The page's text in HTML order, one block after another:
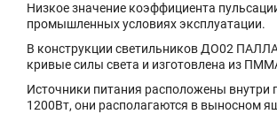
Низкое значение коэффициента
промышленных условиях эксплуатации.
В конструкции светильников ДО02
кривые силы света и изготовлена из
Источники питания расположены
1200Вт, они располагаются в выносном